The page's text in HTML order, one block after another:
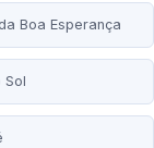
Boa Esperança
Sol